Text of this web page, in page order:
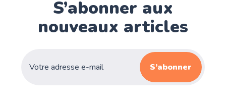
S’abonner aux
nouveaux articles
S’abonner